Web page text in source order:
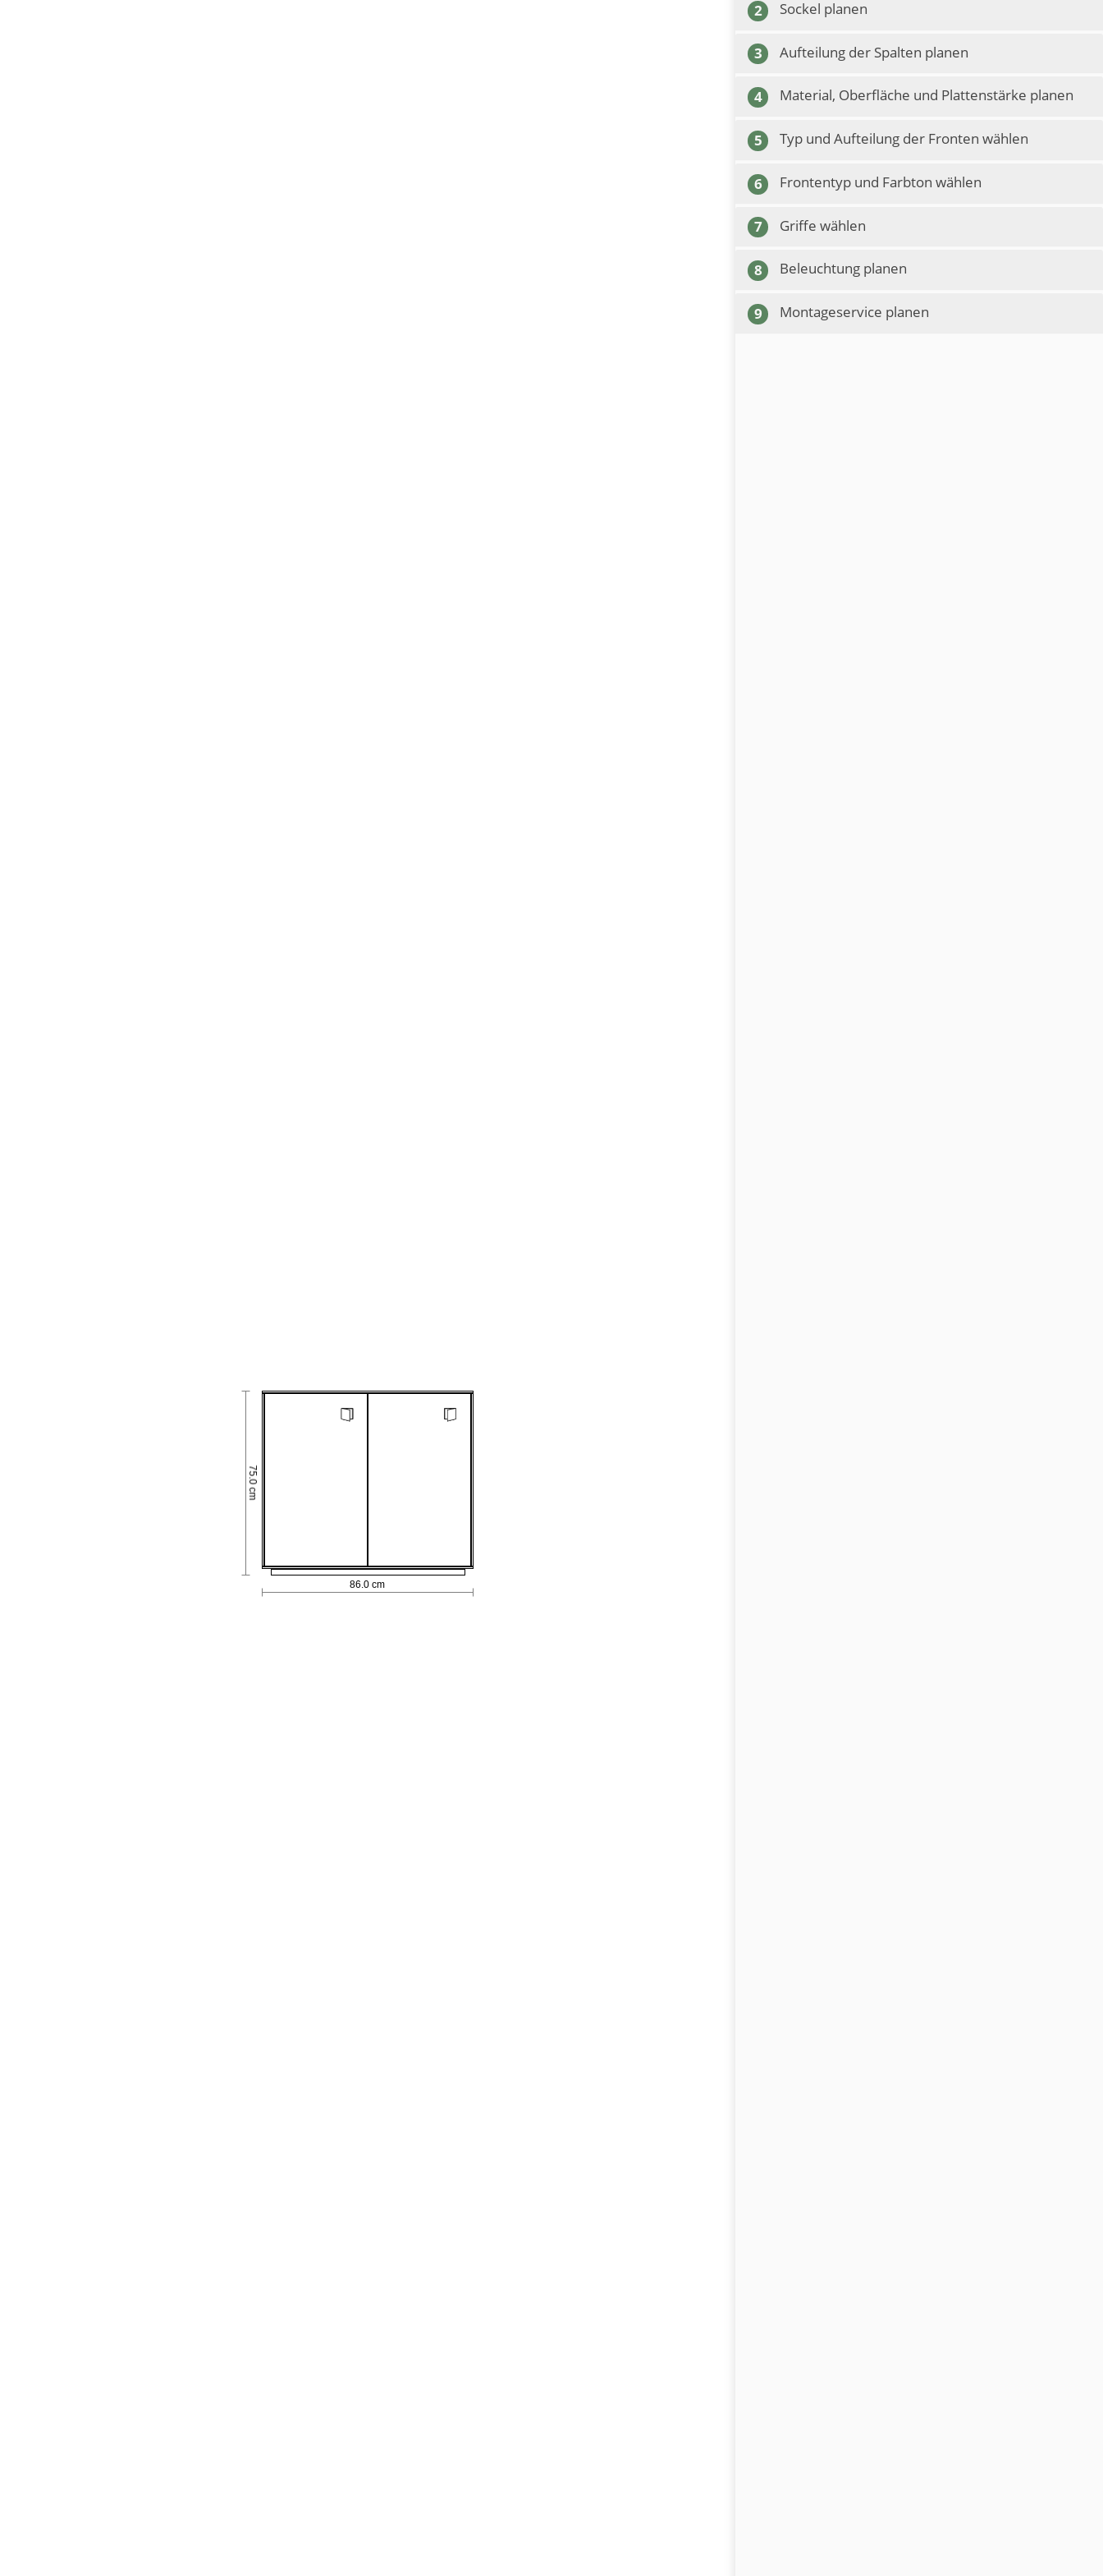
2 Sockel planen
3 Aufteilung der Spalten planen
4 Material, Oberfläche und Plattenstärke planen
5 Typ und Aufteilung der Fronten wählen
6 Frontentyp und Farbton wählen
7 Griffe wählen
8 Beleuchtung planen
9 Montageservice planen